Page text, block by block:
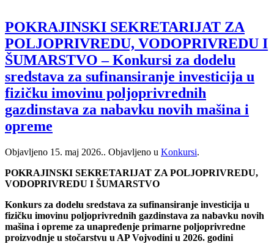
POKRAJINSKI SEKRETARIJAT ZA
POLJOPRIVREDU, VODOPRIVREDU I
ŠUMARSTVO – Konkursi za dodelu
sredstava za sufinansiranje investicija u
fizičku imovinu poljoprivrednih
gazdinstava za nabavku novih mašina i
opreme
Objavljeno 15. maj 2026.. Objavljeno u Konkursi.
POKRAJINSKI SEKRETARIJAT ZA POLJOPRIVREDU,
VODOPRIVREDU I ŠUMARSTVO
Konkurs za dodelu sredstava za sufinansiranje investicija u
fizičku imovinu poljoprivrednih gazdinstava za nabavku novih
mašina i opreme za unapređenje primarne poljoprivredne
proizvodnje u stočarstvu u AP Vojvodini u 2026. godini